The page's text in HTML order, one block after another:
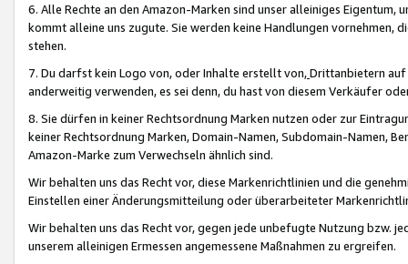
6. Alle Rechte an den Amazon-Marken sind unser alleiniges
kommt alleine uns zugute. Sie werden keine Handlungen vornehmen,
stehen.
7. Du darfst kein Logo von, oder Inhalte erstellt von,Drittanbietern auf
anderweitig verwenden, es sei denn, du hast von diesem Verkäufer
8. Sie dürfen in keiner Rechtsordnung Marken nutzen oder zur
keiner Rechtsordnung Marken, Domain-Namen, Subdomain-Namen,
Amazon-Marke zum Verwechseln ähnlich sind.
Wir behalten uns das Recht vor, diese Markenrichtlinien und die
Einstellen einer Änderungsmitteilung oder überarbeiteter
Wir behalten uns das Recht vor, gegen jede unbefugte Nutzung bzw.
unserem alleinigen Ermessen angemessene Maßnahmen zu ergreifen.